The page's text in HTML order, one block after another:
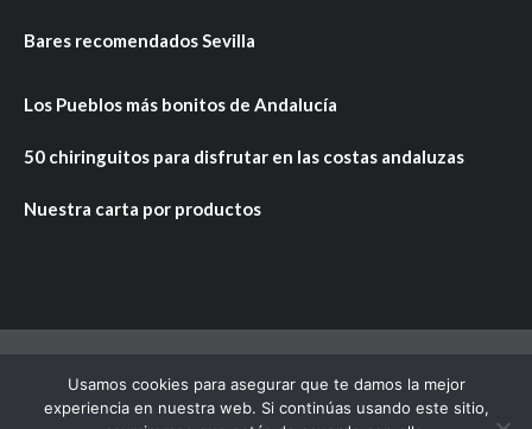
Bares recomendados Sevilla
Los Pueblos más bonitos de Andalucía
50 chiringuitos para disfrutar en las costas andaluzas
Nuestra carta por productos
Copyright © Todos los derechos reservados. |
CoverNews
Usamos cookies para asegurar que te damos la mejor
experiencia en nuestra web. Si continúas usando este sitio,